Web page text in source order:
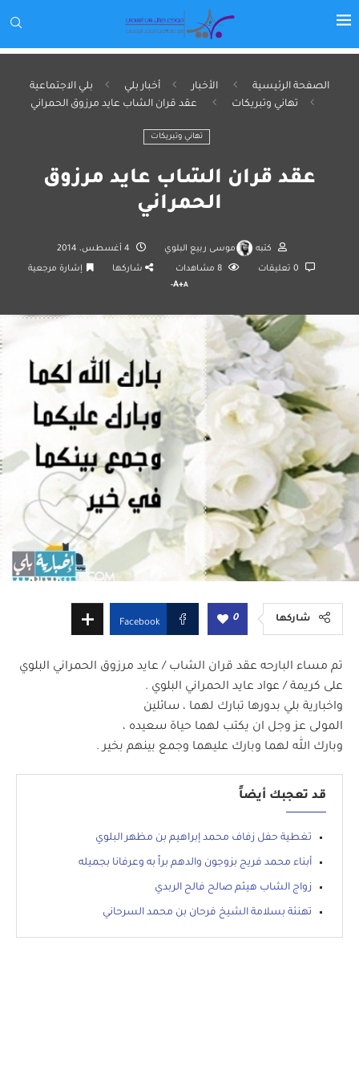
الصفحة الرئيسية الأخبار أخبار بلي
بلي الاجتماعية
تهاني وتبريكات
عقد قران الشاب عايد مرزوق الحمراني
تهاني وتبريكات
عقد قران الشاب عايد مرزوق
الحمراني
كتبه موسى ربيع البلوي 4 أغسطس، 2014
8 مشاهدات شاركها
إشارة مرجعية
A+A-
شاركها 0
Facebook
تم مساء البارحه عقد قران الشاب / عايد مرزوق الحمراني البلوي
على كريمة / عواد عايد الحمراني البلوي .
واخبارية بلي بدورها تبارك لهما ، سائلين
المولى عز وجل ان يكتب لهما حياة سعيده ،
وبارك الله لهما وبارك عليهما وجمع بينهم بخير .
قد تعجبك أيضاً
تغطية حفل زفاف محمد إبراهيم بن مظهر البلوي
أبناء محمد فريج بزوجون والدهم براً به وعرفانا بجميله
زواج الشاب هيثم صالح فالح الربدي
تهنئة بسلامة الشيخ فرحان بن محمد السرحاني